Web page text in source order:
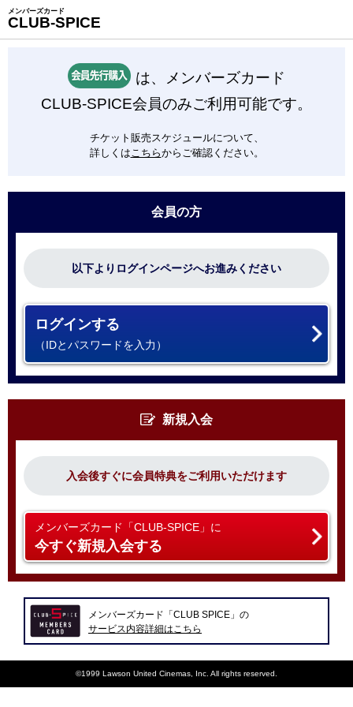
メンバーズカード
CLUB-SPICE
は、メンバーズカード
CLUB-SPICE会員のみご利用可能です。
チケット販売スケジュールについて、
詳しくはこちらからご確認ください。
会員の方
以下よりログインページへお進みください
ログインする
（IDとパスワードを入力）
新規入会
入会後すぐに会員特典をご利用いただけます
メンバーズカード「CLUB-SPICE」に
今すぐ新規入会する
メンバーズカード「CLUB SPICE」の
サービス内容詳細はこちら
©1999 Lawson United Cinemas, Inc. All rights reserved.